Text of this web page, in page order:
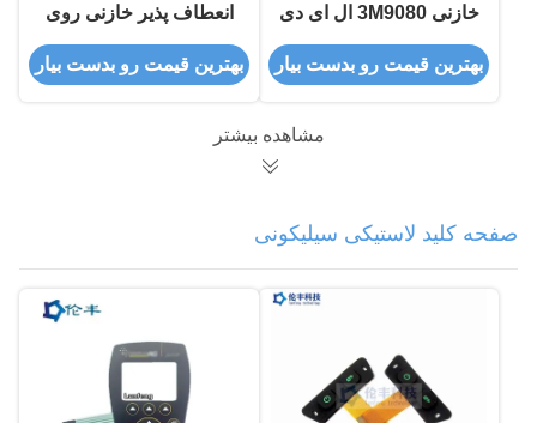
خازنی 3M9080 ال ای دی
بهترین قیمت رو بدست بیار
انعطاف پذیر خازنی روی
صفحه کلید 3M9080
Metal Dome
بهترین قیمت رو بدست بیار
مشاهده بیشتر
صفحه کلید لاستیکی سیلیکونی